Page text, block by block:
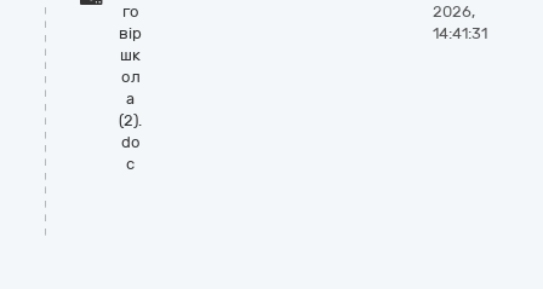
го
вір
шк
ол
а
(2).
do
c
2026,
14:41:31